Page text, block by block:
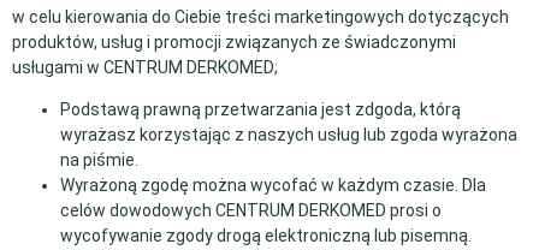
w celu kierowania do Ciebie treści marketingowych dotyczących
produktów, usług i promocji związanych ze świadczonymi
usługami w CENTRUM DERKOMED;
Podstawą prawną przetwarzania jest zdgoda, którą
wyrażasz korzystając z naszych usług lub zgoda wyrażona
na piśmie.
Wyrażoną zgodę można wycofać w każdym czasie. Dla
celów dowodowych CENTRUM DERKOMED prosi o
wycofywanie zgody drogą elektroniczną lub pisemną.